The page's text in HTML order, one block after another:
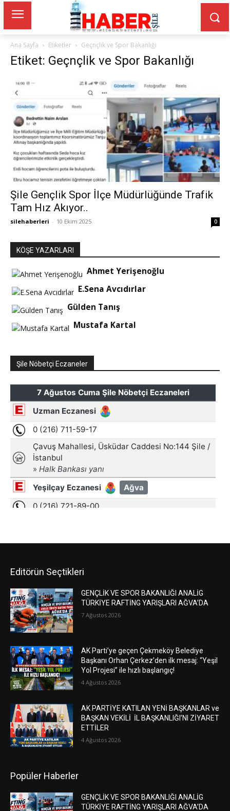
Ana Sayfa Etiketler Geçnçlik ve Spor Bakanlığı
Etiket: Geçnçlik ve Spor Bakanlığı
Şile Gençlik Spor İlçe Müdürlüğünde Trafik
Tam Hız Akıyor..
silehaberleri - 10 Ekim 2025 0
KÖŞE YAZARLARI
Ahmet Yerişenoğlu
E.Sena Avcıdırlar
Gülden Tanış
Mustafa Kartal
Şile Nöbetçi Eczaneler
Editörün Seçtikleri
GENÇLİK VE SPOR BAKANLIĞI ANALİG
TÜRKİYE RAFTİNG YARIŞLARI AĞVA’DA
7 Ağustos 2026
AK Parti’ye geçen Çekmeköy Belediye
Başkanı Orhan Çerkez’den ilk mesaj: “Yeşil
Yol Projesi” ile hızlı başlangıç!
4 Ağustos 2026
AK PARTİYE KATILAN YENİ BAŞKANLAR ve
BAŞKAN VEKİLİ İL BAŞKANLIĞI’NI ZİYARET
ETTİLER
4 Ağustos 2026
Popüler Haberler
GENÇLİK VE SPOR BAKANLIĞI ANALİG
TÜRKİYE RAFTİNG YARIŞLARI AĞVA’DA